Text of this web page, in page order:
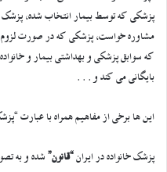
پزشکی که توسط بیمار انتخاب شده،
مشاوره خواست، پزشکی که در صورت لزوم
که سوابق پزشکی و بهداشتی بیمار و
بایگانی می کند و . . .
این ها برخی از مفاهیم همراه با عبارت
پزشک خانواده در ایران “قانون” شده و به